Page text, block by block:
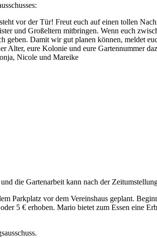
vor der Tür! Freut euch auf einen tollen
und Großeltern mitbringen. Wenn euch
geben. Damit wir gut planen können, meldet
Alter, eure Kolonie und eure Gartennummer
Nicole und Mareike
die Gartenarbeit kann nach der
Parkplatz vor dem Vereinshaus geplant.
5 € erhoben. Mario bietet zum Essen eine